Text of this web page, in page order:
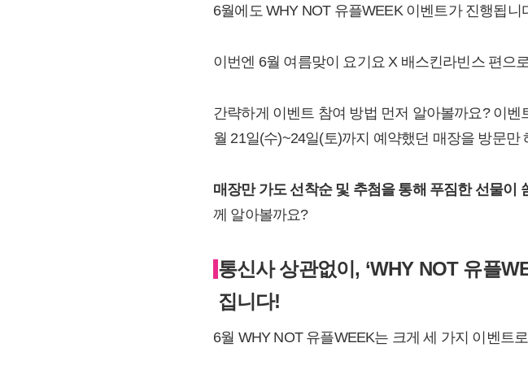
6월에도 WHY NOT 유플WEEK 이벤트가 진행됩니
이번엔 6월 여름맞이 요기요 X 배스킨라빈스 편으
간략하게 이벤트 참여 방법 먼저 알아볼까요? 이
월 21일(수)~24일(토)까지 예약했던 매장을 방문만
매장만 가도 선착순 및 추첨을 통해 푸짐한 선물이
께 알아볼까요?
통신사 상관없이, ‘WHY NOT 유플
집니다!
6월 WHY NOT 유플WEEK는 크게 세 가지 이벤트